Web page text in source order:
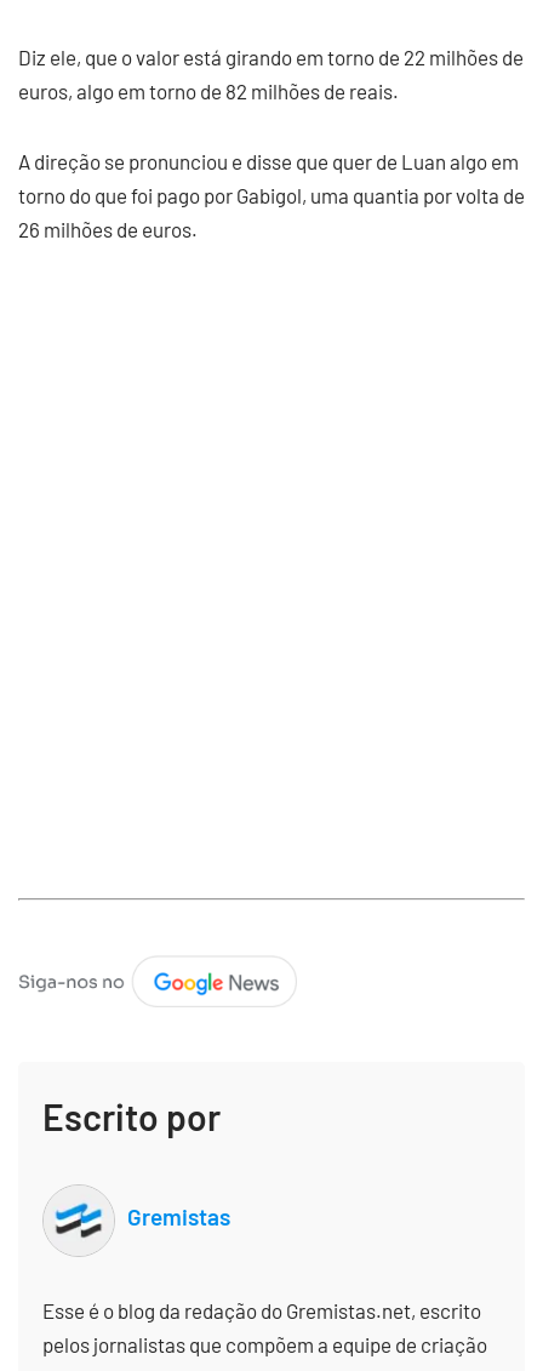
Diz ele, que o valor está girando em torno de 22 milhões de
euros, algo em torno de 82 milhões de reais.
A direção se pronunciou e disse que quer de Luan algo em
torno do que foi pago por Gabigol, uma quantia por volta de
26 milhões de euros.
Escrito por
Gremistas
Esse é o blog da redação do Gremistas.net, escrito
pelos jornalistas que compõem a equipe de criação